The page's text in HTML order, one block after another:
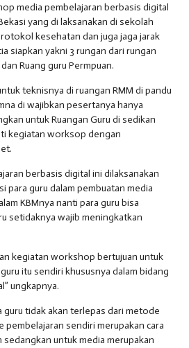
media pembelajaran berbasis digital
yang di laksanakan di sekolah
kesehatan dan juga jaga jarak
siapkan yakni 3 rungan dari rungan
Ruang guru Permpuan.
teknisnya di ruangan RMM di pandu
di wajibkan pesertanya hanya
untuk Ruangan Guru di sedikan
kegiatan worksop dengan
berbasis digital ini dilaksanakan
para guru dalam pembuatan media
KBMnya nanti para guru bisa
setidaknya wajib meningkatkan
kegiatan workshop bertujuan untuk
itu sendiri khususnya dalam bidang
ungkapnya.
guru tidak akan terlepas dari metode
pembelajaran sendiri merupakan cara
sedangkan untuk media merupakan